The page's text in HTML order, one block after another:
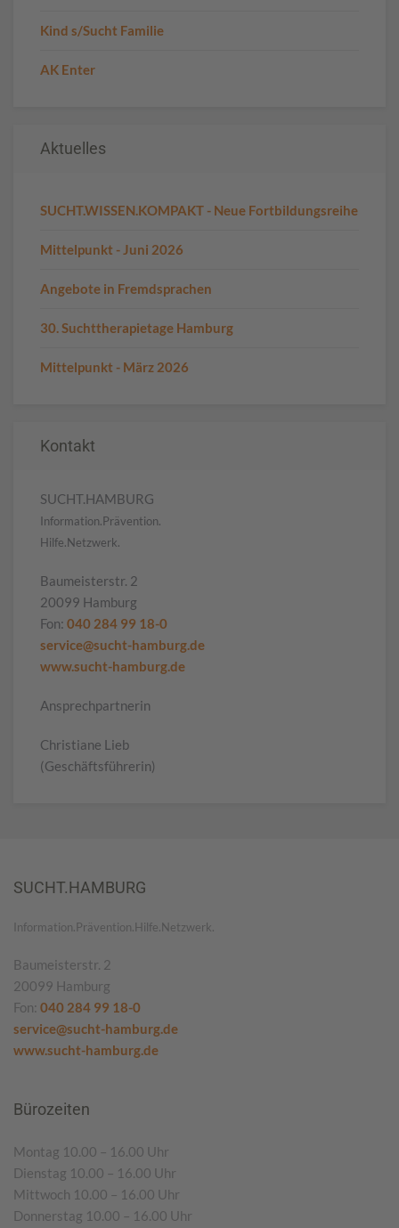
Kind s/Sucht Familie
AK Enter
Aktuelles
SUCHT.WISSEN.KOMPAKT - Neue Fortbildungsreihe
Mittelpunkt - Juni 2026
Angebote in Fremdsprachen
30. Suchttherapietage Hamburg
Mittelpunkt - März 2026
Kontakt
SUCHT.HAMBURG
Information.Prävention.
Hilfe.Netzwerk.
Baumeisterstr. 2
20099 Hamburg
Fon: 040 284 99 18-0
service@sucht-hamburg.de
www.sucht-hamburg.de
Ansprechpartnerin
Christiane Lieb
(Geschäftsführerin)
SUCHT.HAMBURG
Information.Prävention.Hilfe.Netzwerk.
Baumeisterstr. 2
20099 Hamburg
Fon: 040 284 99 18-0
service@sucht-hamburg.de
www.sucht-hamburg.de
Bürozeiten
Montag 10.00 – 16.00 Uhr
Dienstag 10.00 – 16.00 Uhr
Mittwoch 10.00 – 16.00 Uhr
Donnerstag 10.00 – 16.00 Uhr